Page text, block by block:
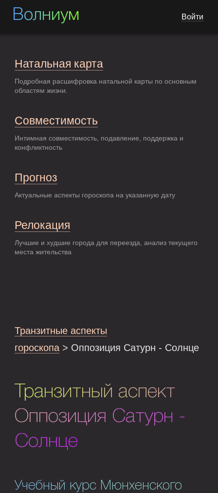
Волниум Войти
Натальная карта
Подробная расшифровка натальной карты по основным
областям жизни.
Совместимость
Интимная совместимость, подавление, поддержка и
конфликтность
Прогноз
Актуальные аспекты гороскопа на указанную дату
Релокация
Лучшие и худшие города для переезда, анализ текущего
места жительства
Транзитные аспекты
гороскопа > Оппозиция Сатурн - Солнце
Транзитный аспект
Оппозиция Сатурн -
Солнце
Учебный курс Мюнхенского